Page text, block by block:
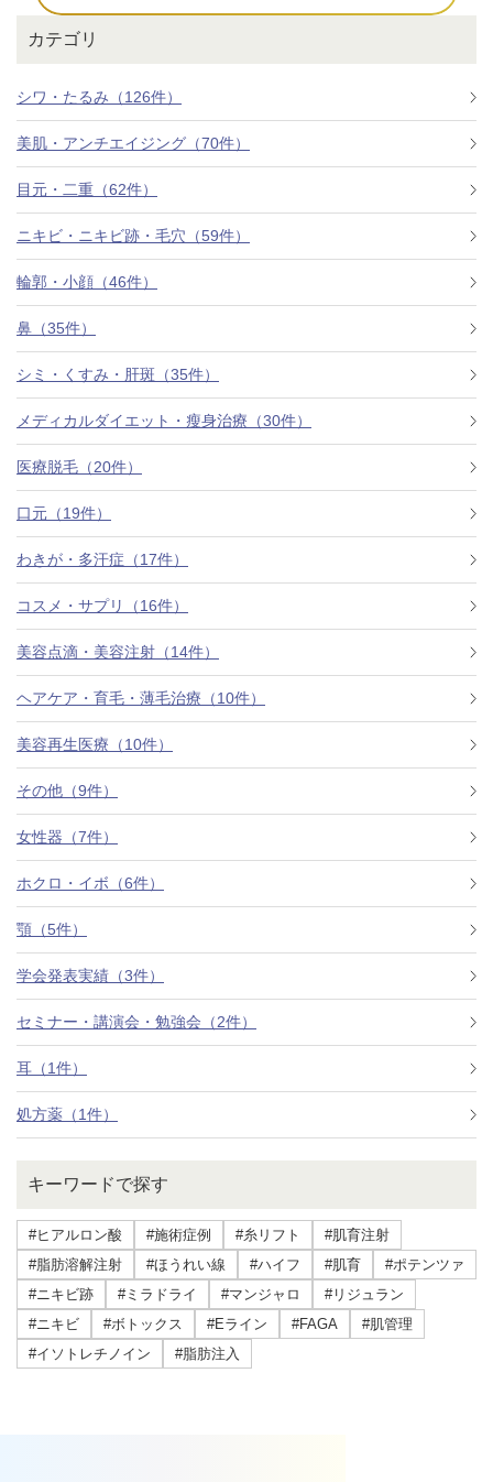
カテゴリ
シワ・たるみ（126件）
美肌・アンチエイジング（70件）
目元・二重（62件）
ニキビ・ニキビ跡・毛穴（59件）
輪郭・小顔（46件）
鼻（35件）
シミ・くすみ・肝斑（35件）
メディカルダイエット・瘦身治療（30件）
医療脱毛（20件）
口元（19件）
わきが・多汗症（17件）
コスメ・サプリ（16件）
美容点滴・美容注射（14件）
ヘアケア・育毛・薄毛治療（10件）
美容再生医療（10件）
その他（9件）
女性器（7件）
ホクロ・イボ（6件）
顎（5件）
学会発表実績（3件）
セミナー・講演会・勉強会（2件）
耳（1件）
処方薬（1件）
キーワードで探す
#ヒアルロン酸 #施術症例 #糸リフト
#肌育注射
#脂肪溶解注射
#ほうれい線 #ハイフ #肌育
#ポテンツァ
#ニキビ跡
#ミラドライ #マンジャロ
#リジュラン
#ニキビ
#ボトックス #Eライン #FAGA
#肌管理
#イソトレチノイン
#脂肪注入